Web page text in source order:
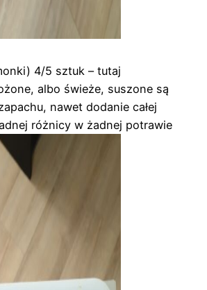
4/5 sztuk – tutaj
albo świeże, suszone są
nawet dodanie całej
różnicy w żadnej potrawie